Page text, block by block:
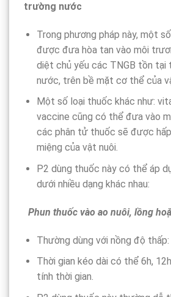
trường nước
Trong phương pháp này, một
được đưa hòa tan vào môi
diệt chủ yếu các TNGB tồn tại
nước, trên bề mặt cơ thể của
Một số loại thuốc khác như:
vaccine cũng có thể đưa vào
các phân tử thuốc sẽ được
miệng của vật nuôi.
P2 dùng thuốc này có thể áp
dưới nhiều dạng khác nhau:
Phun thuốc vào ao nuôi, lồng
Thường dùng với nồng độ thấp:
Thời gian kéo dài có thể 6h,
tính thời gian.